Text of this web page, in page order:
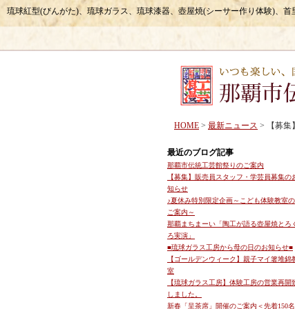
琉球紅型(びんがた)、琉球ガラス、琉球漆器、壺屋焼(シーサー作り体験)、首
HOME > 最新ニュース > 【募集
最近のブログ記事
那覇市伝統工芸館祭りのご案内
【募集】販売員スタッフ・学芸員募集の
知らせ
♪夏休み特別限定企画～こども体験教室の
ご案内～
那覇まちまーい「陶工が語る壺屋焼とろ
ろ実演」
■琉球ガラス工房から母の日のお知らせ■
【ゴールデンウィーク】親子マイ箸堆錦
室
【琉球ガラス工房】体験工房の営業再開
しました。
新春「呈茶席」開催のご案内＜先着150名